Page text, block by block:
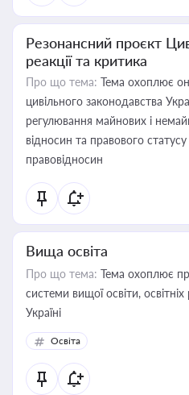
Резонансний проєкт
реакції та критика
Про що тема: Тема охоплює
цивільного законодавства
регулювання майнових і
відносин та правового
правовідносин
Вища освіта
Про що тема: Тема охоплює
системи вищої освіти, освітніх
Україні
Освіта